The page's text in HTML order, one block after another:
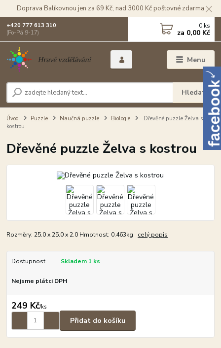
Doprava Balíkovnou jen za 69 Kč, nad 3000 Kč poštovné zdarma
Menu
Hledat
+420 777 613 310
(Po-Pá 9-17)
0 ks
za 0,00 Kč
Úvod Puzzle Naučná puzzle Biologie
Dřevěné puzzle Želva s
kostrou
Dřevěné puzzle Želva s kostrou
Rozměry: 25.0 x 25.0 x 2.0 Hmotnost: 0.463kg celý popis
Dostupnost Skladem 1 ks
Nejsme plátci DPH
249 Kč/ks
Přidat do košíku